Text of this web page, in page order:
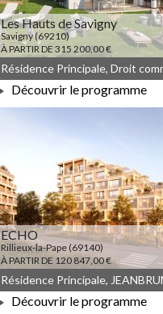
Les Hauts de Savigny
Savigny (69210)
À PARTIR DE 315 200,00 €
À PARTIR DE 315 200,00 €
Découvrir le programme
ECHO
Rillieux-la-Pape (69140)
À PARTIR DE 120 847,00 €
Résidence Principale,
Découvrir le programme